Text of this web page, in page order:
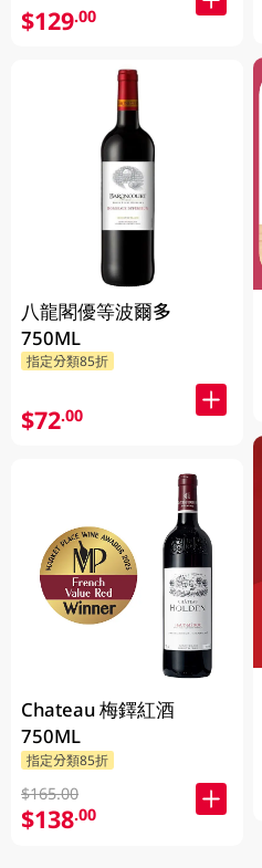
$129.00
八龍閣優等波爾多
750ML
指定分類85折
$72.00
Chateau 梅鐸紅酒
750ML
指定分類85折
$165.00
$138.00